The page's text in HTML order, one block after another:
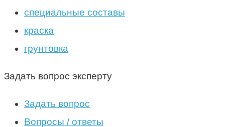
специальные составы
краска
грунтовка
Задать вопрос эксперту
Задать вопрос
Вопросы / ответы